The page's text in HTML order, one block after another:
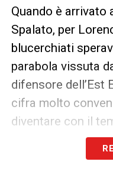
Quando è arrivato
Spalato, per
blucerchiati
parabola vissuta
difensore dell’Est
cifra molto
diventare con il
squadra e un
monetizzare